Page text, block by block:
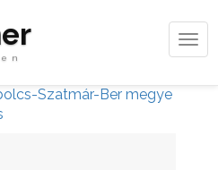
Szatmár-Ber megye